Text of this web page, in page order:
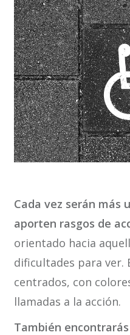
Cada vez serán más
aporten rasgos de
orientado hacia
dificultades para ver.
centrados, con
llamadas a la acción.
También